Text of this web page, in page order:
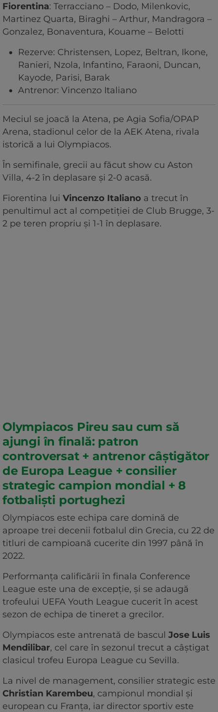
Fiorentina: Terracciano – Dodo, Milenkovic,
Martinez Quarta, Biraghi – Arthur, Mandragora –
Gonzalez, Bonaventura, Kouame – Belotti
Rezerve: Christensen, Lopez, Beltran, Ikone,
Ranieri, Nzola, Infantino, Faraoni, Duncan,
Kayode, Parisi, Barak
Antrenor: Vincenzo Italiano
Meciul se joacă la Atena, pe Agia Sofia/OPAP
Arena, stadionul celor de la AEK Atena, rivala
istorică a lui Olympiacos.
În semifinale, grecii au făcut show cu Aston
Villa, 4-2 în deplasare și 2-0 acasă.
Fiorentina lui Vincenzo Italiano a trecut în
penultimul act al competiției de Club Brugge, 3-
2 pe teren propriu și 1-1 în deplasare.
Olympiacos Pireu sau cum să
ajungi în finală: patron
controversat + antrenor câștigător
de Europa League + consilier
strategic campion mondial + 8
fotbaliști portughezi
Olympiacos este echipa care domină de
aproape trei decenii fotbalul din Grecia, cu 22 de
titluri de campioană cucerite din 1997 până în
2022.
Performanța calificării în finala Conference
League este una de excepție, și se adaugă
trofeului UEFA Youth League cucerit în acest
sezon de echipa de tineret a grecilor.
Olympiacos este antrenată de bascul Jose Luis
Mendilibar, cel care în sezonul trecut a câștigat
clasicul trofeu Europa League cu Sevilla.
La nivel de management, consilier strategic este
Christian Karembeu, campionul mondial și
european cu Franța, iar director sportiv este